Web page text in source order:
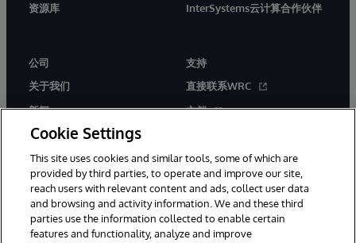
资源库
InterSystems云计算合作伙伴
公司
关于我们
新闻
活动
工作机会
支持
直接联系WRC
文档
Cookie Settings
This site uses cookies and similar tools, some of which are
provided by third parties, to operate and improve our site,
reach users with relevant content and ads, collect user data
and browsing and activity information. We and these third
parties use the information collected to enable certain
features and functionality, analyze and improve